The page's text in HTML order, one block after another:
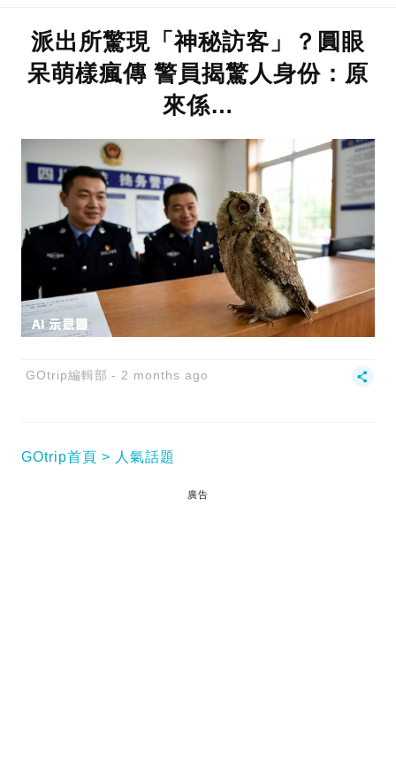
派出所驚現「神秘訪客」？圓眼
呆萌樣瘋傳 警員揭驚人身份：原
來係…
GOtrip編輯部 2 months ago
GOtrip首頁 人氣話題
廣告